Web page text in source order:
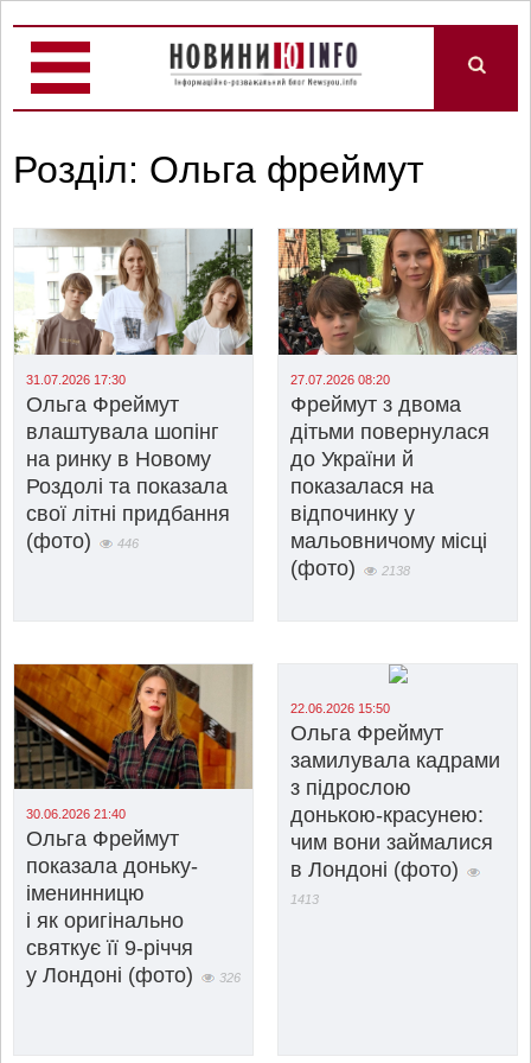
Розділ: Ольга фреймут
31.07.2026 17:30
Ольга Фреймут
влаштувала шопінг
на ринку в Новому
Роздолі та показала
свої літні придбання
(фото)
446
27.07.2026 08:20
Фреймут з двома
дітьми повернулася
до України й
показалася на
відпочинку у
мальовничому місці
(фото)
2138
30.06.2026 21:40
Ольга Фреймут
показала доньку-
іменинницю
і як оригінально
святкує її 9-річчя
у Лондоні (фото)
326
22.06.2026 15:50
Ольга Фреймут
замилувала кадрами
з підрослою
донькою-красунею:
чим вони займалися
в Лондоні (фото)
1413